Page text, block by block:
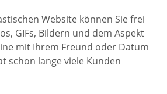
Website können Sie frei
GIFs, Bildern und dem Aspekt
mit Ihrem Freund oder Datum
schon lange viele Kunden